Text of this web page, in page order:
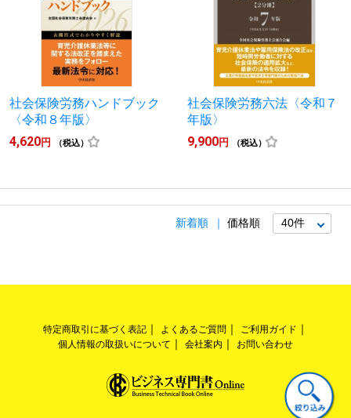
社会保険労務ハンドブック
〈令和８年版〉
4,620円 （税込）
社会保険労務六法〈令和７
年版〉
9,900円 （税込）
新着順 価格順
特定商取引に基づく表記 よくあるご質問
ご利用ガイド
個人情報の取扱いについて
会社案内 お問い合わせ